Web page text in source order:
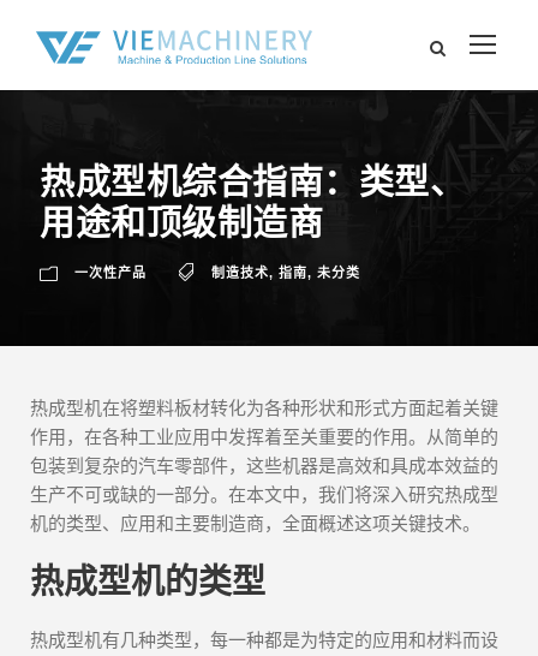
热成型机综合指南：类型、
用途和顶级制造商
一次性产品 制造技术, 指南, 未分类
热成型机在将塑料板材转化为各种形状和形式方面起着关键
作用，在各种工业应用中发挥着至关重要的作用。从简单的
包装到复杂的汽车零部件，这些机器是高效和具成本效益的
生产不可或缺的一部分。在本文中，我们将深入研究热成型
机的类型、应用和主要制造商，全面概述这项关键技术。
热成型机的类型
热成型机有几种类型，每一种都是为特定的应用和材料而设